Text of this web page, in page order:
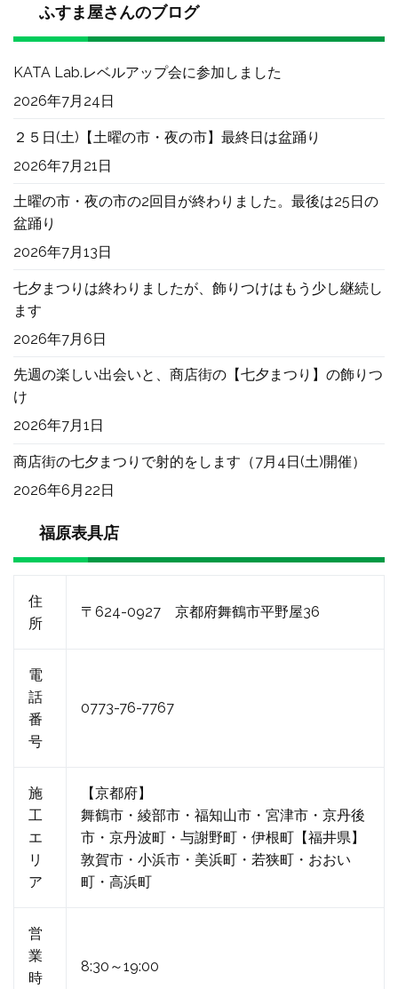
ふすま屋さんのブログ
KATA Lab.レベルアップ会に参加しました
2026年7月24日
２５日(土)【土曜の市・夜の市】最終日は盆踊り
2026年7月21日
土曜の市・夜の市の2回目が終わりました。最後は25日の
盆踊り
2026年7月13日
七夕まつりは終わりましたが、飾りつけはもう少し継続し
ます
2026年7月6日
先週の楽しい出会いと、商店街の【七夕まつり】の飾りつ
け
2026年7月1日
商店街の七夕まつりで射的をします（7月4日(土)開催）
2026年6月22日
福原表具店
住
所
〒624-0927 京都府舞鶴市平野屋36
電
話
番
号
0773-76-7767
施
工
エ
リ
ア
【京都府】
舞鶴市・綾部市・福知山市・宮津市・京丹後
市・京丹波町・与謝野町・伊根町【福井県】
敦賀市・小浜市・美浜町・若狭町・おおい
町・高浜町
営
業
時
8:30～19:00